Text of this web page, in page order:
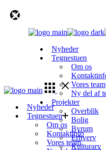
Nyheder
Tegnestuen
Om os
Vores team
Ny del af
Projekter
Overblik
Bolig
Byrum
Erhverv
Kulturarv
Nyheder
Tegnestuen
Om os
Kontaktinfo
Vores team